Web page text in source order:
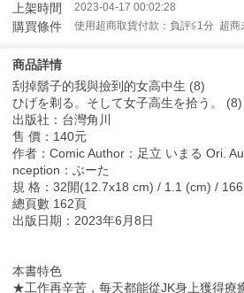
上架時間 2023-04-17 00:02:28
購買條件 使用超商取貨付款：負評≦1分 超
商品詳情
刮掉鬍子的我與撿到的女高中生 (8)
ひげを剃る。そして女子高生を拾う。 (8)
出版社：台灣角川
售 價：140元
作者：Comic Author：足立 いまる Ori.
nception：ぶーた
規 格：32開(12.7x18 cm) / 1.1 (cm) /
總頁數 162頁
出版日期：2023年6月8日
本書特色
★工作再辛苦，每天都能從JK身上獲得療